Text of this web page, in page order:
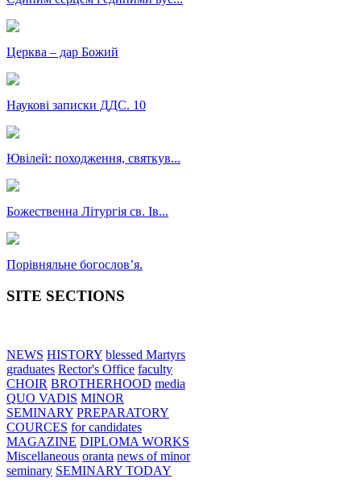
Церква – дар Божий
Наукові записки ДДС. 10
Ювілей: походження, святкув...
Божественна Літургія св. Ів...
Порівняльне богословʼя.
SITE SECTIONS
NEWS HISTORY blessed Martyrs
graduates Rector's Office faculty
CHOIR BROTHERHOOD media
QUO VADIS MINOR
SEMINARY PREPARATORY
COURCES for candidates
MAGAZINE DIPLOMA WORKS
Miscellaneous oranta news of minor
seminary SEMINARY TODAY